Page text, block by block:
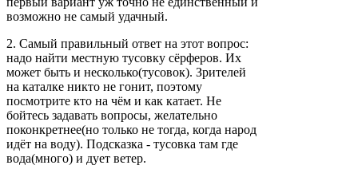
возможно не самый удачный.
2. Самый правильный ответ на этот вопрос:
надо найти местную тусовку сёрферов. Их
может быть и несколько(тусовок). Зрителей
на каталке никто не гонит, поэтому
посмотрите кто на чём и как катает. Не
бойтесь задавать вопросы, желательно
поконкретнее(но только не тогда, когда народ
идёт на воду). Подсказка - тусовка там где
вода(много) и дует ветер.